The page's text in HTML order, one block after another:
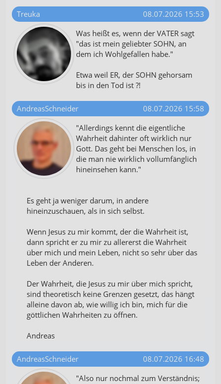
Treuka
08.07.2026 15:53
Was heißt es, wenn der VATER sagt
"das ist mein geliebter SOHN, an
dem ich Wohlgefallen habe."
Etwa weil ER, der SOHN gehorsam
bis in den Tod ist ?!
AndreasSchneider
08.07.2026 15:58
"Allerdings kennt die eigentliche
Wahrheit dahinter oft wirklich nur
Gott. Das geht bei Menschen los, in
die man nie wirklich vollumfänglich
hineinsehen kann."
Es geht ja weniger darum, in andere
hineinzuschauen, als in sich selbst.
Wenn Jesus zu mir kommt, der die Wahrheit ist,
dann spricht er zu mir zu allererst die Wahrheit
über mich und mein Leben, nicht so sehr über das
Leben der Anderen.
Der Wahrheit, die Jesus zu mir über mich spricht,
sind theoretisch keine Grenzen gesetzt, das hängt
alleine davon ab, wie willig ich bin, mich für die
göttlichen Wahrheiten zu öffnen.
Andreas
AndreasSchneider
08.07.2026 16:48
"Also nur nochmal zum Verständnis;